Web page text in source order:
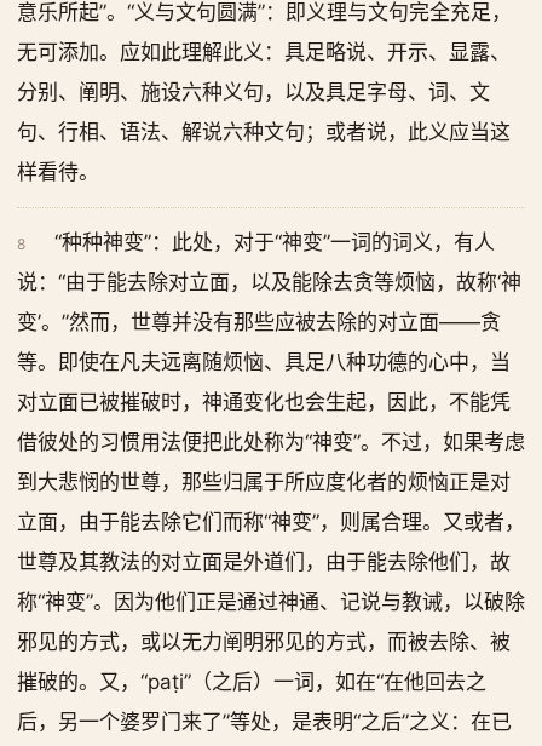
意乐所起”。“义与文句圆满”：即义理与文句完全充足，
无可添加。应如此理解此义：具足略说、开示、显露、
分别、阐明、施设六种义句，以及具足字母、词、文
句、行相、语法、解说六种文句；或者说，此义应当这
样看待。
8
“种种神变”：此处，对于“神变”一词的词义，有人
说：“由于能去除对立面，以及能除去贪等烦恼，故称‘神
变’。”然而，世尊并没有那些应被去除的对立面——贪
等。即使在凡夫远离随烦恼、具足八种功德的心中，当
对立面已被摧破时，神通变化也会生起，因此，不能凭
借彼处的习惯用法便把此处称为“神变”。不过，如果考虑
到大悲悯的世尊，那些归属于所应度化者的烦恼正是对
立面，由于能去除它们而称“神变”，则属合理。又或者，
世尊及其教法的对立面是外道们，由于能去除他们，故
称“神变”。因为他们正是通过神通、记说与教诫，以破除
邪见的方式，或以无力阐明邪见的方式，而被去除、被
摧破的。又，“paṭi”（之后）一词，如在“在他回去之
后，另一个婆罗门来了”等处，是表明“之后”之义：在已